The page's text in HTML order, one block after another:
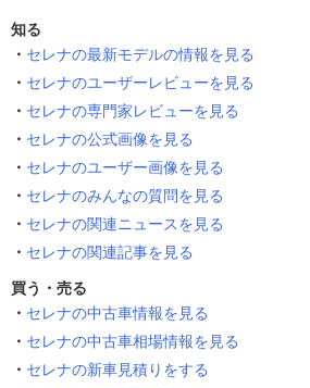
知る
セレナの最新モデルの情報を見る
セレナのユーザーレビューを見る
セレナの専門家レビューを見る
セレナの公式画像を見る
セレナのユーザー画像を見る
セレナのみんなの質問を見る
セレナの関連ニュースを見る
セレナの関連記事を見る
買う・売る
セレナの中古車情報を見る
セレナの中古車相場情報を見る
セレナの新車見積りをする